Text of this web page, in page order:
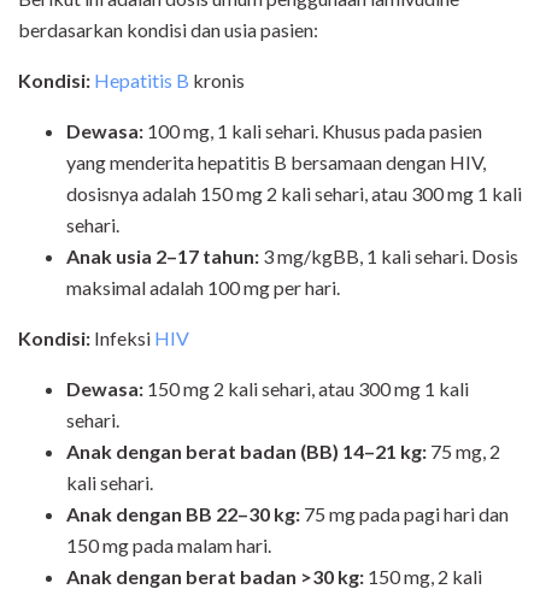
berdasarkan kondisi dan usia pasien:
Kondisi: Hepatitis B kronis
Dewasa: 100 mg, 1 kali sehari. Khusus pada pasien
yang menderita hepatitis B bersamaan dengan HIV,
dosisnya adalah 150 mg 2 kali sehari, atau 300 mg 1 kali
sehari.
Anak usia 2–17 tahun: 3 mg/kgBB, 1 kali sehari. Dosis
maksimal adalah 100 mg per hari.
Kondisi: Infeksi HIV
Dewasa: 150 mg 2 kali sehari, atau 300 mg 1 kali
sehari.
Anak dengan berat badan (BB) 14–21 kg: 75 mg, 2
kali sehari.
Anak dengan BB 22–30 kg: 75 mg pada pagi hari dan
150 mg pada malam hari.
Anak dengan berat badan >30 kg: 150 mg, 2 kali